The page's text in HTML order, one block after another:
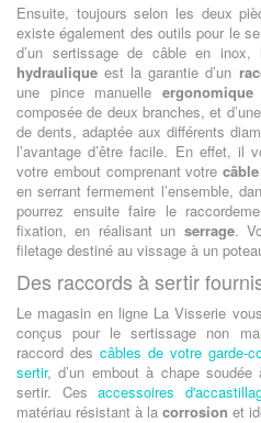
Ensuite, toujours selon les deux
existe également des outils pour le
d’un sertissage de câble en inox,
hydraulique est la garantie d’un
une pince manuelle ergonomique
composée de deux branches, et
de dents, adaptée aux différents
l’avantage d’être facile. En effet, il
votre embout comprenant votre
en serrant fermement l’ensemble,
pourrez ensuite faire le
fixation, en réalisant un serrage.
filetage destiné au vissage à un
Des raccords à sertir
Le magasin en ligne La Visserie
conçus pour le sertissage non
raccord des câbles de votre garde-
sertir, d’un embout à chape
sertir. Ces accessoires
matériau résistant à la corrosion et